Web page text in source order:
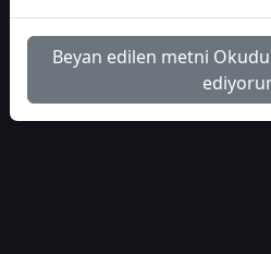
Beyan edilen metni Okudum,